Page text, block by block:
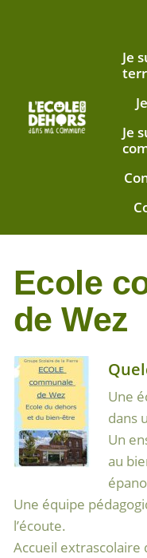
Aller au contenu
Je
Je
Ecole
de Wez
Une
dans
Un
au
Une équipe
l’écoute.
Accueil extrascolaire